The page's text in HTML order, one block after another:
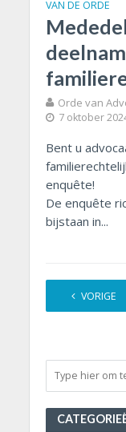
VAN DE ORDE
Orde van
7 oktober
Bent u
enquête!
De enquête
bijstaan in...
VORIGE
1 2